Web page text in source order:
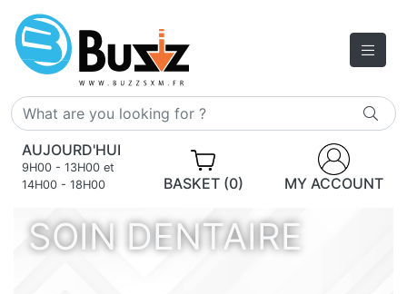
AUJOURD'HUI
9H00 - 13H00 et
14H00 - 18H00
BASKET (0) MY ACCOUNT
SOIN DENTAIRE